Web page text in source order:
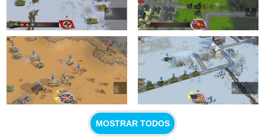
MOSTRAR TODOS